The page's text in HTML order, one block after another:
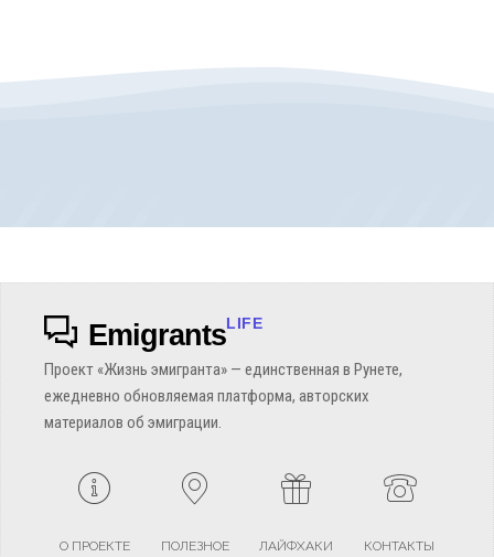
EmigrantsLIFE
Проект «Жизнь эмигранта» — единственная в Рунете,
ежедневно обновляемая платформа, авторских
материалов об эмиграции.
О ПРОЕКТЕ ПОЛЕЗНОЕ ЛАЙФХАКИ КОНТАКТЫ